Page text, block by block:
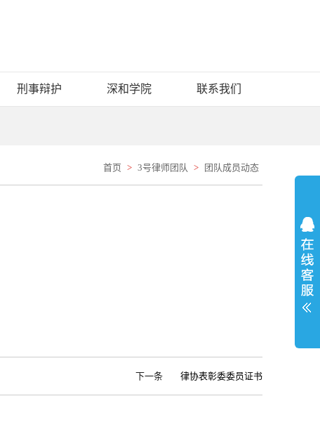
刑事辩护 深和学院 联系我们
首页 > 3号律师团队 > 团队成员动态
下一条 律协表彰委委员证书